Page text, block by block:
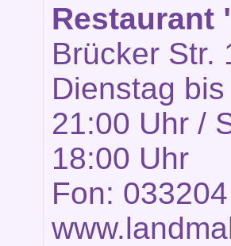
Restaurant
Brücker Str.
Dienstag
21:00 Uhr /
18:00 Uhr
Fon: